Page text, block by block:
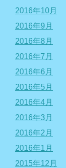
2016年10月
2016年9月
2016年8月
2016年7月
2016年6月
2016年5月
2016年4月
2016年3月
2016年2月
2016年1月
2015年12月